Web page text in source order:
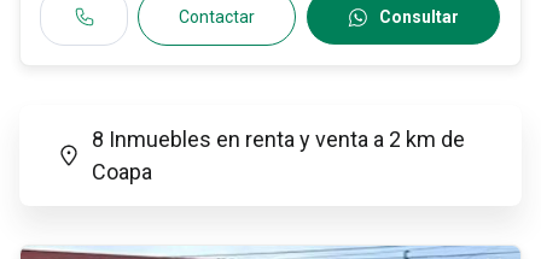
Contactar Consultar
8 Inmuebles en renta y venta a 2 km de
Coapa